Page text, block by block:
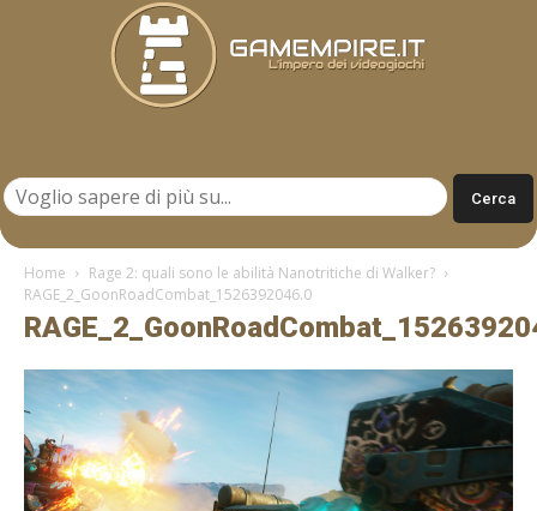
Home
Rage 2: quali sono le abilità Nanotritiche di Walker?
RAGE_2_GoonRoadCombat_1526392046.0